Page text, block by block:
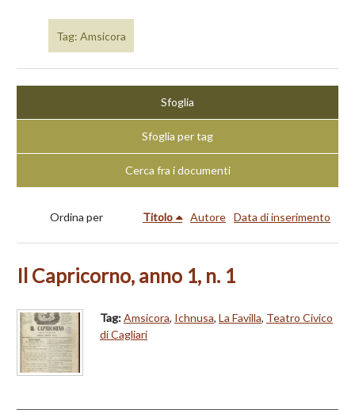
Tag: Amsicora
Sfoglia
Sfoglia per tag
Cerca fra i documenti
Ordina per Titolo Autore Data di inserimento
Il Capricorno, anno 1, n. 1
Tag:Amsicora, Ichnusa, La Favilla, Teatro Civico
di Cagliari